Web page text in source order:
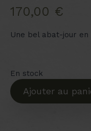
170,00 €
Une bel abat-jour
En stock
Ajouter au